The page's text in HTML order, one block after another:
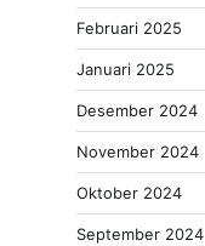
Februari 2025
Januari 2025
Desember 2024
November 2024
Oktober 2024
September 2024